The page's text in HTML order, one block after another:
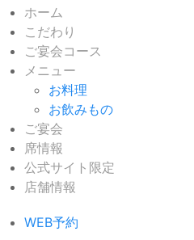
ホーム
こだわり
ご宴会コース
メニュー
お料理
お飲みもの
ご宴会
席情報
公式サイト限定
店舗情報
WEB予約